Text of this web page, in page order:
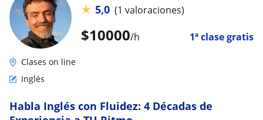
$10000/h 1ª clase gratis
★ 5,0 (1 valoraciones)
Clases on line
Inglés
Habla Inglés con Fluidez: 4 Décadas de